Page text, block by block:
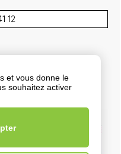
12
RD 751
et vous donne le
souhaitez activer